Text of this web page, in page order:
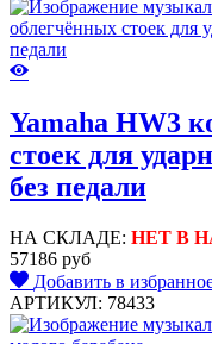
Yamaha HW3
стоек для
без педали
НА СКЛАДЕ: НЕТ В
57186 руб
Добавить в
АРТИКУЛ: 78433